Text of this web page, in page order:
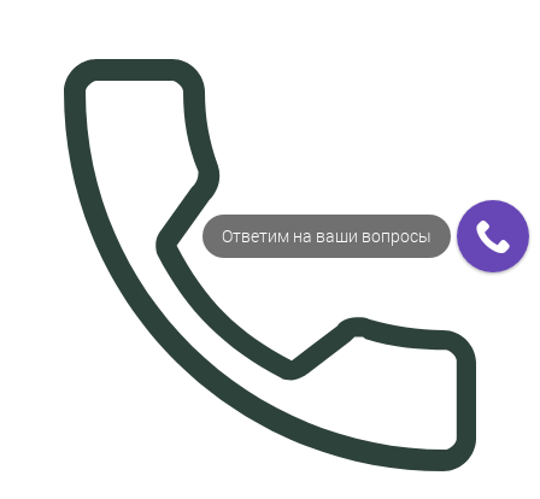
Ответим на ваши вопросы